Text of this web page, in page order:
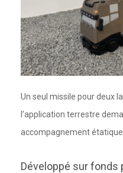
Un seul missile pour deux
l’application terrestre
accompagnement étatique
Développé sur fonds